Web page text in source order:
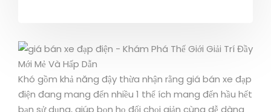
Khó gồm khả năng đậy thừa nhận rằng giá bán xe đạp
điện đang mang đến nhiều 1 thể ích mang đến hầu hết
bạn sử dụng, giúp bọn họ đối chọi giản cùng dễ dàng